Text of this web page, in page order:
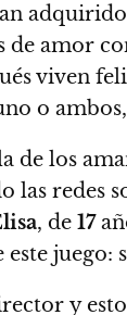
amor
viven
o
de los
las redes
, de 17
juego:
y